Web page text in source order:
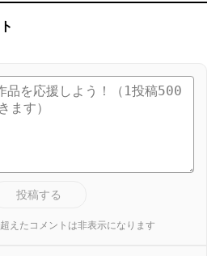
投稿する
えたコメントは非表示になります